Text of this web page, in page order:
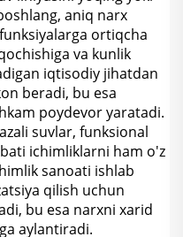
aniq narx
ortiqcha
va kunlik
iqtisodiy jihatdan
beradi, bu esa
poydevor yaratadi.
suvlar, funksional
ichimliklarni ham o'z
sanoati ishlab
qilish uchun
bu esa narxni xarid
aylantiradi.